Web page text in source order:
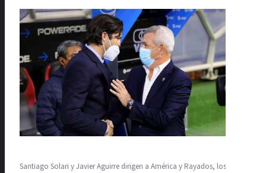
Santiago Solari y Javier Aguirre dirigen a América y Rayados, los